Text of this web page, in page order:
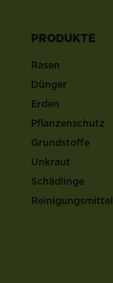
PRODUKTE
Rasen
Dünger
Erden
Pflanzenschutz
Grundstoffe
Unkraut
Schädlinge
Reinigungsmittel